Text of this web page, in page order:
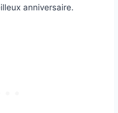
anniversaire.